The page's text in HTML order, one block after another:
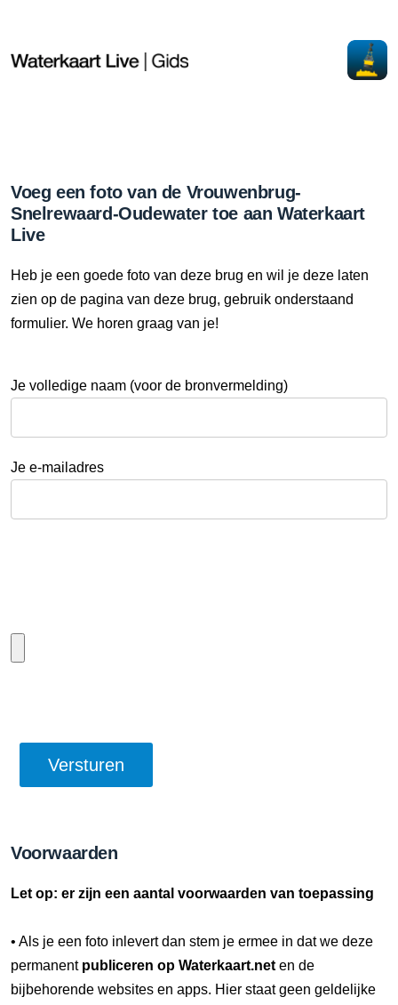
Voeg een foto van de Vrouwenbrug-
Snelrewaard-Oudewater toe aan Waterkaart
Live
Heb je een goede foto van deze brug en wil je deze laten
zien op de pagina van deze brug, gebruik onderstaand
formulier. We horen graag van je!
Je volledige naam (voor de bronvermelding)
Je e-mailadres
Voorwaarden
Let op: er zijn een aantal voorwaarden van toepassing
• Als je een foto inlevert dan stem je ermee in dat we deze
permanent publiceren op Waterkaart.net en de
bijbehorende websites en apps. Hier staat geen geldelijke